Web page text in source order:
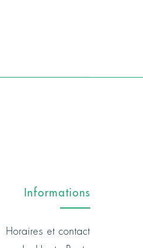
Informations
Horaires et contact